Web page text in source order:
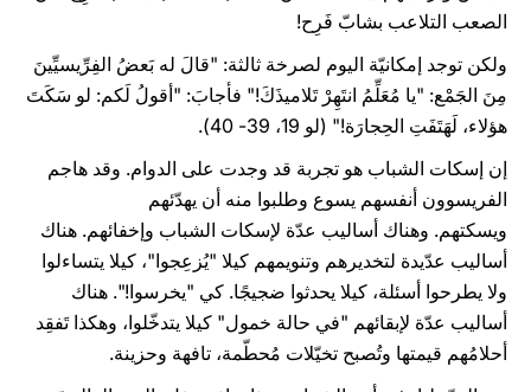
الصعب التلاعب بشابّ فَرِح!
ولكن توجد إمكانيّة اليوم لصرخة ثالثة: "قالَ له بَعضُ الفِرِّيسيِّينَ
مِنَ الجَمْع: "يا مُعَلِّمُ انتَهِرْ تَلاميذَكَ!" فأجابَ: "أقولُ لَكم: لو سَكَتَ
هؤلاء، لَهَتَفَتِ الحِجارَة!" (لو 19، 39- 40).
إن إسكات الشباب هو تجربة قد وجدت على الدوام. وقد هاجم
الفريسوون أنفسهم يسوع وطلبوا منه أن يهدّئهم
ويسكتهم. وهناك أساليب عدّة لإسكات الشباب وإخفائهم. هناك
أساليب عدّيدة لتخديرهم وتنويمهم كيلا "يُزعِجوا"، كيلا يتساءلوا
ولا يطرحوا أسئلة، كيلا يحدثوا ضجيجًا. كي "يخرسوا!". هناك
أساليب عدّة لإبقائهم "في حالة خمول" كيلا يتدخّلوا، وهكذا تَفقِد
أحلامُهم قيمتها وتُصبح تخيّلات مُحطّمة، تافهة وحزينة.